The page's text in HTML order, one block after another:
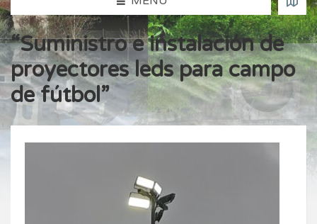
“Suministro e instalación de
proyectores leds para campo
de fútbol”